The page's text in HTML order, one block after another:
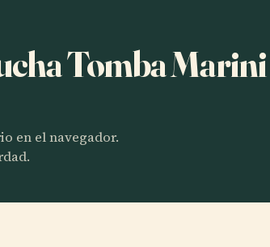
Tomba Marini
en el navegador.